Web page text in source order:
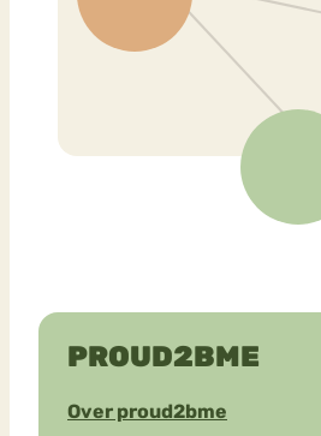
PROUD2BME
Over proud2bme